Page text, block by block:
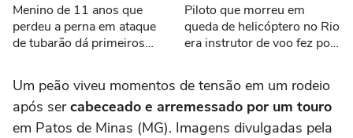
Menino de 11 anos que
perdeu a perna em ataque
de tubarão dá primeiros
Piloto que morreu em
queda de helicóptero no Rio
era instrutor de voo fez post
acidente
Um peão viveu momentos de tensão em um rodeio
após sercabeceado e arremessado por um touro
em Patos de Minas (MG). Imagens divulgadas pela